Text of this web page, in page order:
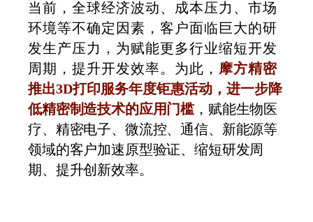
当前，全球经济波动、成本压力、市场
环境等不确定因素，客户面临巨大的研
发生产压力，为赋能更多行业缩短开发
周期，提升开发效率。为此， 摩方精密
推出3D打印服务年度钜惠活动， 进一步降
低精密制造技术的应用门槛，赋能生物医
疗、精密电子、微流控、通信、新能源等
领域的客户加速原型验证、缩短研发周
期、提升创新效率。